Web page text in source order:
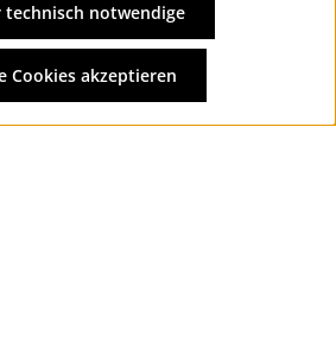
wenn nicht anders
angegeben.
technisch notwendige
Cookies akzeptieren